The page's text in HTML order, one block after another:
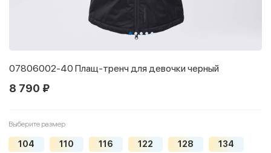
07806002-40 Плащ-тренч для девочки черный
8 790 ₽
Выберите размер
104 110 116 122 128 134